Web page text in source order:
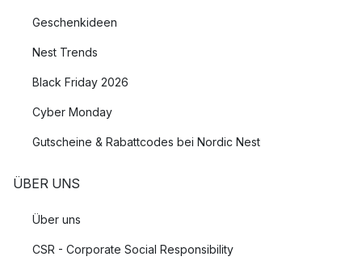
Geschenkideen
Nest Trends
Black Friday 2026
Cyber Monday
Gutscheine & Rabattcodes bei Nordic Nest
ÜBER UNS
Über uns
CSR - Corporate Social Responsibility